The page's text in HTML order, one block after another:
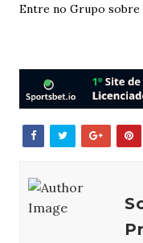
Entre no Grupo sobre